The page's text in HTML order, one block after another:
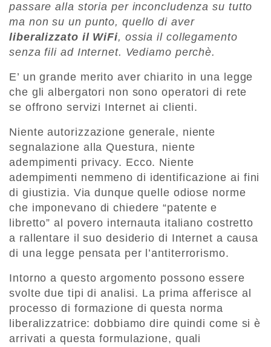
passare alla storia per inconcludenza su tutto
ma non su un punto, quello di aver
liberalizzato il WiFi, ossia il collegamento
senza fili ad Internet. Vediamo perchè.
E’ un grande merito aver chiarito in una legge
che gli albergatori non sono operatori di rete
se offrono servizi Internet ai clienti.
Niente autorizzazione generale, niente
segnalazione alla Questura, niente
adempimenti privacy. Ecco. Niente
adempimenti nemmeno di identificazione ai fini
di giustizia. Via dunque quelle odiose norme
che imponevano di chiedere “patente e
libretto” al povero internauta italiano costretto
a rallentare il suo desiderio di Internet a causa
di una legge pensata per l’antiterrorismo.
Intorno a questo argomento possono essere
svolte due tipi di analisi. La prima afferisce al
processo di formazione di questa norma
liberalizzatrice: dobbiamo dire quindi come si è
arrivati a questa formulazione, quali